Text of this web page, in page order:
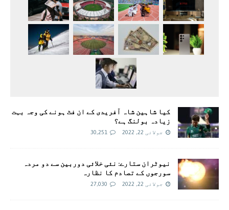
کیا شاہین شاہ آفریدی کے ان فٹ ہونے کی وجہ بہت
زیادہ بولنگ ہے؟
جولائی 22, 2022 30,251
نیوٹران ستارے: نئی خلائی دوربین سے دو مردہ
سورجوں کے تصادم کا نظارہ
جولائی 22, 2022 27,030